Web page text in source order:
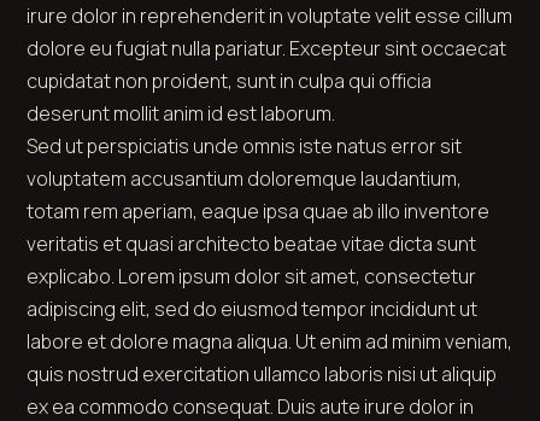
irure dolor in reprehenderit in voluptate velit esse cillum
dolore eu fugiat nulla pariatur. Excepteur sint occaecat
cupidatat non proident, sunt in culpa qui officia
deserunt mollit anim id est laborum.
Sed ut perspiciatis unde omnis iste natus error sit
voluptatem accusantium doloremque laudantium,
totam rem aperiam, eaque ipsa quae ab illo inventore
veritatis et quasi architecto beatae vitae dicta sunt
explicabo. Lorem ipsum dolor sit amet, consectetur
adipiscing elit, sed do eiusmod tempor incididunt ut
labore et dolore magna aliqua. Ut enim ad minim veniam,
quis nostrud exercitation ullamco laboris nisi ut aliquip
ex ea commodo consequat. Duis aute irure dolor in